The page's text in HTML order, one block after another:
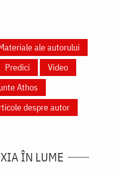
ale autorului
Predici
Video
Athos
despre autor
ÎN LUME